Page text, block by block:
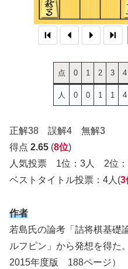
点 0 1 2 3 4
人 0 0 1 1 4
正解38 誤解4 無解3
得点 2.65 (8位)
人気投票 1位：3人 2位
ベストタイトル投票：4人(3
作者
若島氏の論考「詰将棋基礎
ルフピン」から発想を得た
2015年度版 188ページ）